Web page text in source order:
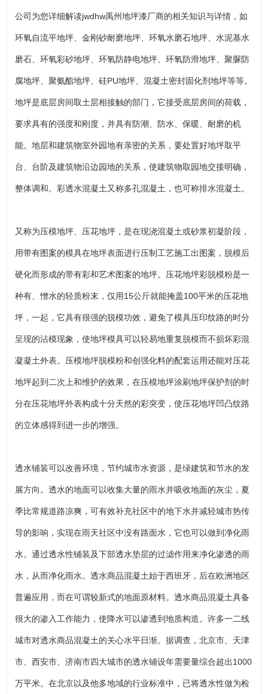
公司为您详细解读jwdhw禹州地坪漆厂商的相关知识与详情，如
环氧自流平地坪、金刚砂耐磨地坪、环氧水磨石地坪、水泥基水
磨石、环氧彩砂地坪、环氧防静电地坪、环氧防滑地坪、聚脲防
腐地坪、聚氨酯地坪、硅PU地坪、混凝土密封固化剂地坪等等。
地坪是底层房间取土层相接触的部门，它接受底层房间的荷载，
要求具有的强度和刚度，并具有防潮、防水、保暖、耐磨的机
能。地层和建筑物室外园地有亲密的关系，要处置好地坪取平
台、台阶及建筑物沿边园地的关系，使建筑物取园地交接明确，
整体调和。彩透水混凝土又称多孔混凝土，也可称排水混凝土。
又称为压模地坪、压花地坪，是在现浇混凝土或砂浆初凝阶段，
用带有图案的模具在地坪表面进行压制工艺施工出图案，脱模后
硬化而形成的带有彩和艺术图案的地坪。压花地坪彩脱模粉是一
种有、憎水的轻质粉末，仅用15公斤就能掩盖100平米的压花地
坪，一起，它具有很强的脱模功效，避免了模具压印纹路的时分
呈现的沾模现象，使地坪模具可以轻易地重复脱模而不损坏彩混
凝凝土外表。压模地坪脱模粉和创强化料的配套运用还能对压花
地坪起到二次上和维护的效果，在压模地坪涂刷地坪保护剂的时
分在压花地坪外表构成十分天然的彩突变，使压花地坪凹凸纹路
的立体感得到进一步的增强。
透水铺装可以改善环境，节约城市水资源，是绿建筑和节水的发
展方向。透水的地面可以收集大量的雨水并吸收地面的灰尘，夏
季比常规道路凉爽，可有效补充社区中的地下水并减轻城市热传
导的影响，实现在雨天社区中没有路面水，它也可以做到净化雨
水。通过透水性铺装及下部透水垫层的过滤作用来净化渗透的雨
水，从而净化雨水。透水商品混凝土始于西班牙，后在欧洲地区
普遍应用，而在可谓较新式的地面原材料。透水商品混凝土具备
很大的渗入工作能力，使降水可以渗透到地质构造。许多一二线
城市对透水商品混凝土的关心水平日渐。据调查，北京市、天津
市、西安市、济南市四大城市的透水铺设年需要量综合超出1000
万平米。在北京以及他多地域的行业标准中，已将透水性做为检